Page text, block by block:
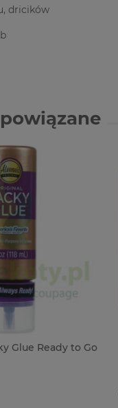
dricików
Glue Ready to Go